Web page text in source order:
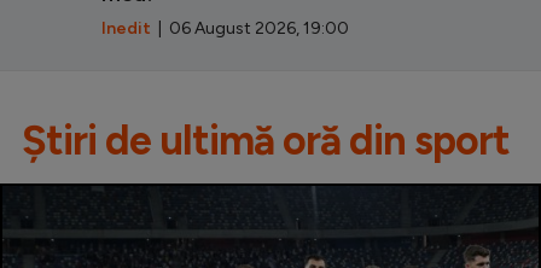
Inedit | 06 August 2026, 19:00
Știri de ultimă oră din sport